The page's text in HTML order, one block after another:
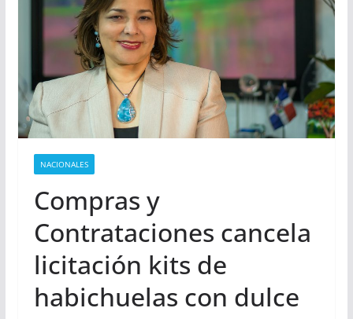
NACIONALES
Compras y
Contrataciones cancela
licitación kits de
habichuelas con dulce